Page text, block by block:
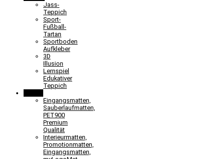
Jass-
Teppich
Sport-
Fußball-
Tartan
Sportboden
Aufkleber
3D
Illusion
Lernspiel
Edukativer
Teppich
Eingangsmatten,
Sauberlaufmatten,
PET900
Premium
Qualität
Interieurmatten,
Promotionmatten,
Eingangsmatten,